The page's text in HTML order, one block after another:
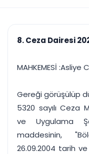
Duruşma ve
takvimi
Bildirim
Süreleri asla
Tek panelde
UYAP & UETS
Tüm özellikleri
8. Ceza Dairesi
MAHKEMESİ
Gereği görüşülüp
5320 sayılı Ceza
ve Uygulama
maddesinin,
26.09.2004 tarih ve